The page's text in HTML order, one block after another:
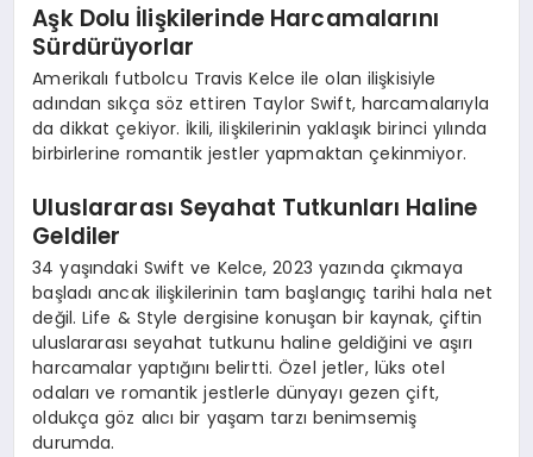
Aşk Dolu İlişkilerinde Harcamalarını
Sürdürüyorlar
Amerikalı futbolcu Travis Kelce ile olan ilişkisiyle
adından sıkça söz ettiren Taylor Swift, harcamalarıyla
da dikkat çekiyor. İkili, ilişkilerinin yaklaşık birinci yılında
birbirlerine romantik jestler yapmaktan çekinmiyor.
Uluslararası Seyahat Tutkunları Haline
Geldiler
34 yaşındaki Swift ve Kelce, 2023 yazında çıkmaya
başladı ancak ilişkilerinin tam başlangıç tarihi hala net
değil. Life & Style dergisine konuşan bir kaynak, çiftin
uluslararası seyahat tutkunu haline geldiğini ve aşırı
harcamalar yaptığını belirtti. Özel jetler, lüks otel
odaları ve romantik jestlerle dünyayı gezen çift,
oldukça göz alıcı bir yaşam tarzı benimsemiş
durumda.